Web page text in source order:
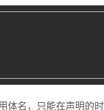
体名，只能在声明的时